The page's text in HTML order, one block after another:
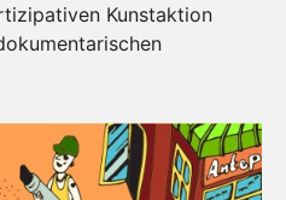
Kunstaktion